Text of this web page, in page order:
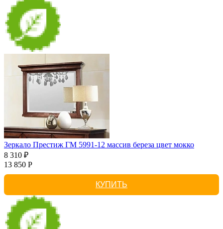
Зеркало Престиж ГМ 5991-12 массив береза цвет мокко
8 310 ₽
13 850 Р
КУПИТЬ